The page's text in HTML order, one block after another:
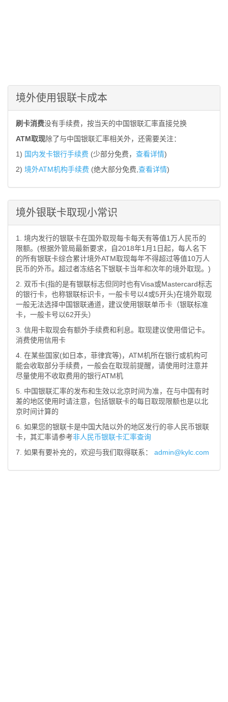
境外使用银联卡成本
刷卡消费没有手续费，按当天的中国银联汇率直接兑换
ATM取现除了与中国银联汇率相关外，还需要关注：
1) 国内发卡银行手续费 (少部分免费， 查看详情)
2) 境外ATM机构手续费 (绝大部分免费, 查看详情)
境外银联卡取现小常识
1. 境内发行的银联卡在国外取现每卡每天有等值1万人民币的
限额。(根据外管局最新要求，自2018年1月1日起，每人名下
的所有银联卡综合累计境外ATM取现每年不得超过等值10万人
民币的外币。超过者冻结名下银联卡当年和次年的境外取现。)
2. 双币卡(指的是有银联标志但同时也有Visa或Mastercard标志
的银行卡，也称银联标识卡，一般卡号以4或5开头)在境外取现
一般无法选择中国银联通道，建议使用银联单币卡（银联标准
卡，一般卡号以62开头）
3. 信用卡取现会有额外手续费和利息。取现建议使用借记卡。
消费使用信用卡
4. 在某些国家(如日本，菲律宾等)，ATM机所在银行或机构可
能会收取部分手续费，一般会在取现前提醒，请使用时注意并
尽量使用不收取费用的银行ATM机
5. 中国银联汇率的发布和生效以北京时间为准，在与中国有时
差的地区使用时请注意，包括银联卡的每日取现限额也是以北
京时间计算的
6. 如果您的银联卡是中国大陆以外的地区发行的非人民币银联
卡，其汇率请参考非人民币银联卡汇率查询
7. 如果有要补充的，欢迎与我们取得联系： admin@kylc.com